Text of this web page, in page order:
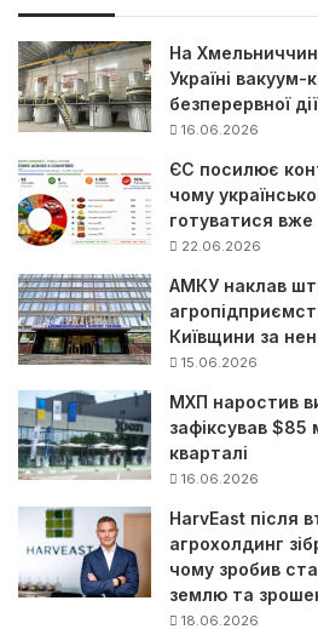
На
Україні вакуум-
безперервної дії
16.06.2026
ЄС посилює
чому
готуватися вже
22.06.2026
АМКУ наклав
Київщини за
15.06.2026
МХП наростив
зафіксував
кварталі
16.06.2026
HarvEast після
агрохолдинг
чому зробив
землю та
18.06.2026